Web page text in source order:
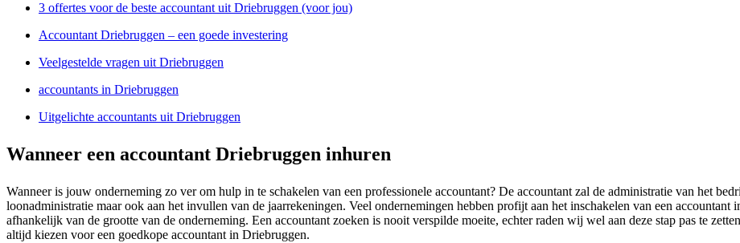
3 offertes voor de beste accountant uit Driebruggen (voor jou)
Accountant Driebruggen – een goede investering
Veelgestelde vragen uit Driebruggen
accountants in Driebruggen
Uitgelichte accountants uit Driebruggen
Wanneer een accountant Driebruggen inhuren
Wanneer is jouw onderneming zo ver om hulp in te schakelen van een professionele accountant? De accountant zal de administratie van het
loonadministratie maar ook aan het invullen van de jaarrekeningen. Veel ondernemingen hebben profijt aan het inschakelen van een
afhankelijk van de grootte van de onderneming. Een accountant zoeken is nooit verspilde moeite, echter raden wij wel aan deze stap pas te
altijd kiezen voor een goedkope accountant in Driebruggen.